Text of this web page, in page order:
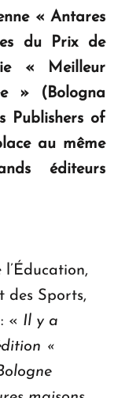
et d'avenir
« Antares
du Prix de
« Meilleur
» (Bologna
Publishers of
au même
éditeurs
des Sports,
« Il y a
«